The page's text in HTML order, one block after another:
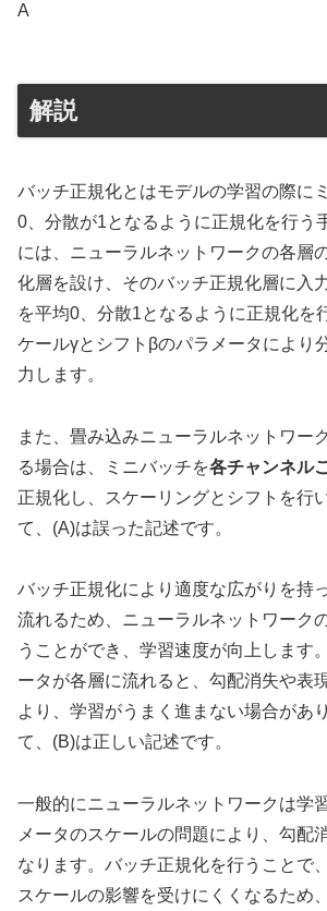
A
解説
バッチ正規化とはモデルの学習の際に
0、分散が1となるように正規化を行う
には、ニューラルネットワークの各層
化層を設け、そのバッチ正規化層に入
を平均0、分散1となるように正規化を
ケールγとシフトβのパラメータにより
力します。
また、畳み込みニューラルネットワー
る場合は、ミニバッチを各チャンネル
正規化し、スケーリングとシフトを行
て、(A)は誤った記述です。
バッチ正規化により適度な広がりを持
流れるため、ニューラルネットワーク
うことができ、学習速度が向上します
ータが各層に流れると、勾配消失や表
より、学習がうまく進まない場合があ
て、(B)は正しい記述です。
一般的にニューラルネットワークは学
メータのスケールの問題により、勾配
なります。バッチ正規化を行うことで
スケールの影響を受けにくくなるため